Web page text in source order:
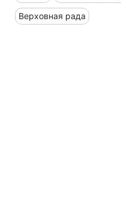
Верховная рада